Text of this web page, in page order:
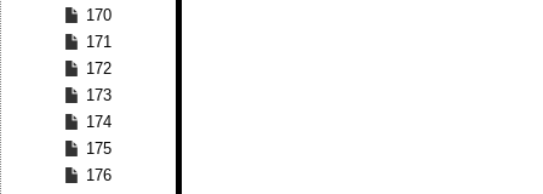
170
171
172
173
174
175
176